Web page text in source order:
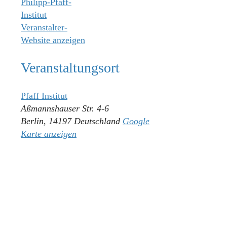
Philipp-Pfaff-
Institut
Veranstalter-
Website anzeigen
Veranstaltungsort
Pfaff Institut
Aßmannshauser Str. 4-6
Berlin, 14197 Deutschland Google
Karte anzeigen